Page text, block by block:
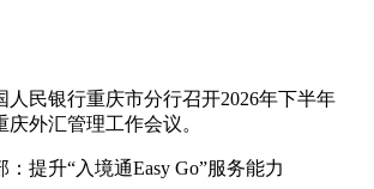
人民银行重庆市分行召开2026年下半年
庆外汇管理工作会议。
提升“入境通Easy Go”服务能力